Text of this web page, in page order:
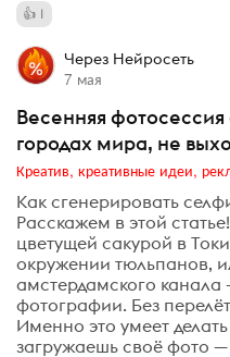
1
Через Нейросеть
7 мая
Весенняя
городах мира, не
Креатив, креативные идеи,
Как сгенерировать
Расскажем в этой
цветущей сакурой в
окружении тюльпанов,
амстердамского канала
фотографии. Без
Именно это умеет
загружаешь своё фото